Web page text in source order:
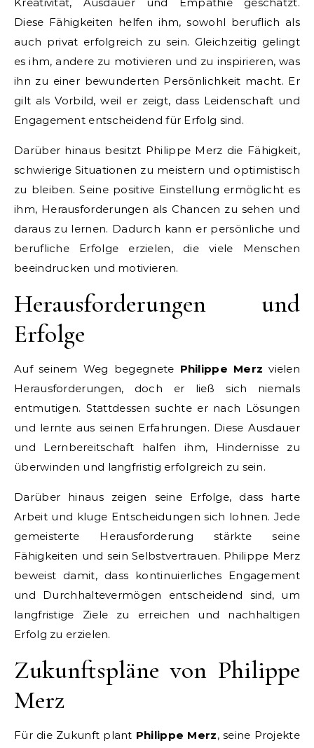
Diese Fähigkeiten helfen ihm, sowohl beruflich als
auch privat erfolgreich zu sein. Gleichzeitig gelingt
es ihm, andere zu motivieren und zu inspirieren, was
ihn zu einer bewunderten Persönlichkeit macht. Er
gilt als Vorbild, weil er zeigt, dass Leidenschaft und
Engagement entscheidend für Erfolg sind.
Darüber hinaus besitzt Philippe Merz die Fähigkeit,
schwierige Situationen zu meistern und optimistisch
zu bleiben. Seine positive Einstellung ermöglicht es
ihm, Herausforderungen als Chancen zu sehen und
daraus zu lernen. Dadurch kann er persönliche und
berufliche Erfolge erzielen, die viele Menschen
beeindrucken und motivieren.
Herausforderungen und
Erfolge
Auf seinem Weg begegnete Philippe Merz vielen
Herausforderungen, doch er ließ sich niemals
entmutigen. Stattdessen suchte er nach Lösungen
und lernte aus seinen Erfahrungen. Diese Ausdauer
und Lernbereitschaft halfen ihm, Hindernisse zu
überwinden und langfristig erfolgreich zu sein.
Darüber hinaus zeigen seine Erfolge, dass harte
Arbeit und kluge Entscheidungen sich lohnen. Jede
gemeisterte Herausforderung stärkte seine
Fähigkeiten und sein Selbstvertrauen. Philippe Merz
beweist damit, dass kontinuierliches Engagement
und Durchhaltevermögen entscheidend sind, um
langfristige Ziele zu erreichen und nachhaltigen
Erfolg zu erzielen.
Zukunftspläne von Philippe
Merz
Für die Zukunft plant Philippe Merz, seine Projekte